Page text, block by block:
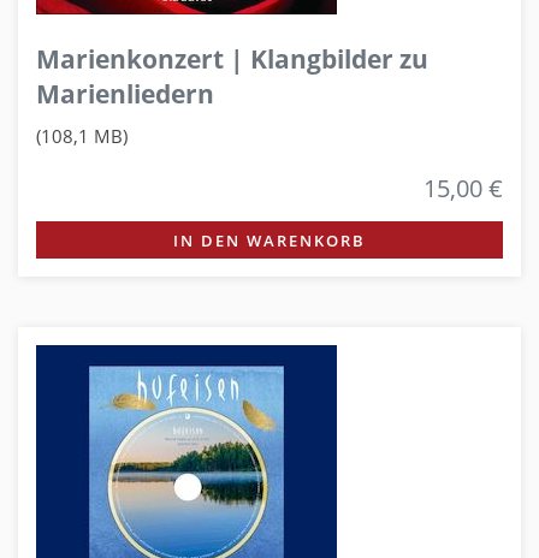
Marienkonzert | Klangbilder zu
Marienliedern
(108,1 MB)
15,00 €
IN DEN WARENKORB